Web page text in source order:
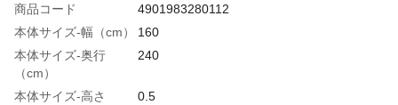
商品コード
4901983280112
本体サイズ-幅（cm）
160
本体サイズ-奥行
（cm）
240
本体サイズ-高さ
0.5